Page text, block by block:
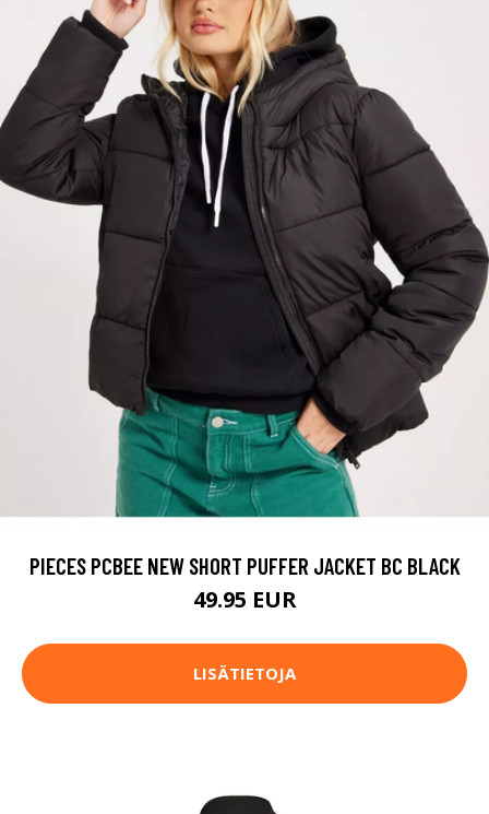
PIECES PCBEE NEW SHORT PUFFER JACKET BC BLACK
49.95 EUR
LISÄTIETOJA